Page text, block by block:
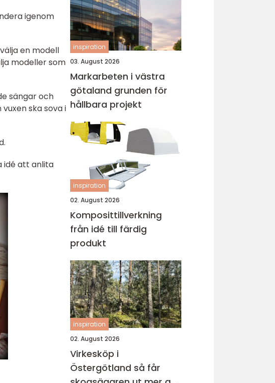
igenom
en modell
modeller som
sängar och
ska sova i
idé att anlita
inspiration
03. August 2026
Markarbeten i västra
götaland grunden för
hållbara projekt
inspiration
02. August 2026
Komposittillverkning
från idé till färdig
produkt
inspiration
02. August 2026
Virkesköp i
Östergötland så får